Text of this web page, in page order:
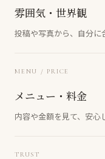
雰囲気・世界観
投稿や写真から、自分に
MENU / PRICE
メニュー・料金
内容や金額を見て、安心
TRUST